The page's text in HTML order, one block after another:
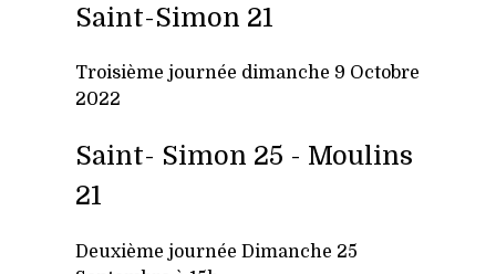
Saint-Simon 21
Troisième journée dimanche 9 Octobre
2022
Saint- Simon 25 - Moulins
21
Deuxième journée Dimanche 25